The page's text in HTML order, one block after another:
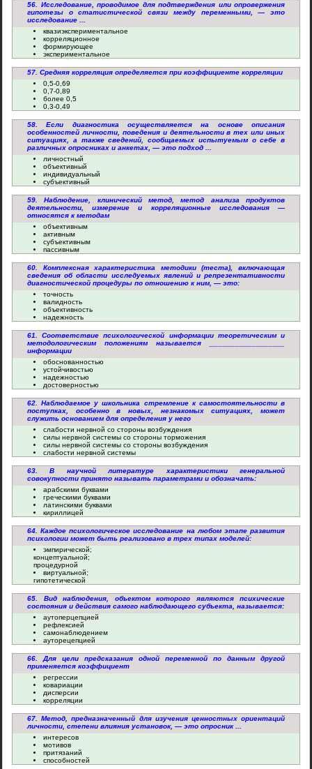
56. Исследование, проводимое для подтверждения или опровержения
гипотезы о статистической связи между переменными, — это
исследование ...
квазиэкспериментальное
корреляционное
формирующее
экспериментальное
57. Средняя корреляция определяется при коэффициенте корреляции
0,5-0,69
0,7-0,89
более 0,5
0,3-0,49
58. Если диагностика осуществляется на основе описания
особенностей личности, поведения и деятельности в тех или иных
ситуациях, а также сведений, сообщаемых испытуемым о себе в
различных опросниках и анкетах, — это подход ...
личностный
объективный
индивидуальный
субъективный
59. Наблюдение, клинический метод, метод анализа продуктов
деятельности, измерение и корреляционные исследования —
относятся к методам
объективным
активным
субъективным
пассивным
60. Комплексная характеристика методики (теста), включающая
сведения об области исследуемых явлений и репрезентативности
диагностической процедуры по отношению к ним, — это:
точность
валидность
объективность
надежность
61. Соответствие психологической информации теоретическим и
методологическим положениям называется __________________
информации
обоснованностью
устойчивостью
надежностью
достоверностью
62. Наблюдаемое у школьника стремление к самостоятельности в
поступках, особенно в новых, незнакомых ситуациях, может
служить основанием для определения у него
слабости нервной со стороны возбуждения
силы нервной системы со стороны торможения
силы нервной системы со стороны возбуждения
слабости нервной системы
63. В научной литературе характеристики генеральной
совокупности принято называть параметрами и обозначать:
арабскими буквами
греческими буквами
латинскими буквами
кириллицей
64. Каждое психологическое исследование на любом этапе развития
психологии может быть реализовано в трех типах моделей:
эмпирической;
концептуальной;
процедурной
виртуальной;
гипотетической
65. Вид наблюдения, объектом которого являются психические
состояния и действия самого наблюдающего субъекта, называется:
аутоперцепцией
рефлексией
самонаблюдением
ауторецепцией
66. Для цели предсказания одной переменной по данным другой
применяется коэффициент
регрессии
ковариации
дисперсии
корреляции
67. Метод, предназначенный для изучения ценностных ориентаций
личности, степени влияния установок, — это опросник ...
интересов
мотивов
притязаний
способностей